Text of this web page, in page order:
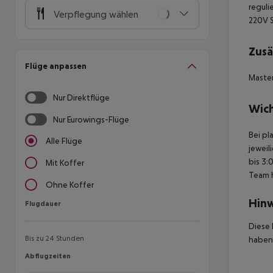
Verpflegung wählen
Flüge anpassen
Nur Direktflüge
Nur Eurowings-Flüge
Alle Flüge
Mit Koffer
Ohne Koffer
Flugdauer
Flugdauer
Bis zu 24 Stunden
Abflugzeiten
Abflugzeiten
220V
Bei
bis
Team
Diese